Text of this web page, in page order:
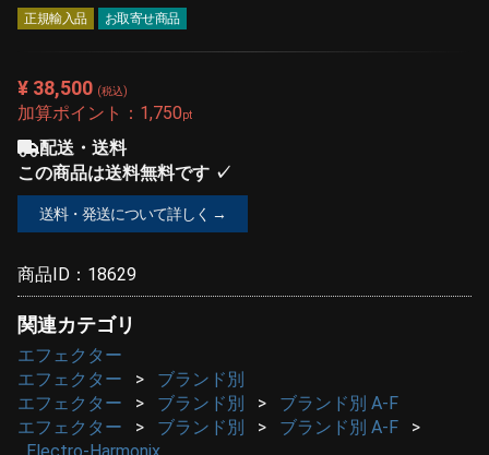
正規輸入品 お取寄せ商品
¥ 38,500 (税込)
加算ポイント： 1,750pt
配送・送料
この商品は送料無料です ✓
送料・発送について詳しく →
商品ID： 18629
関連カテゴリ
エフェクター
エフェクター
ブランド別
エフェクター
ブランド別
ブランド別 A-F
エフェクター
ブランド別
ブランド別 A-F